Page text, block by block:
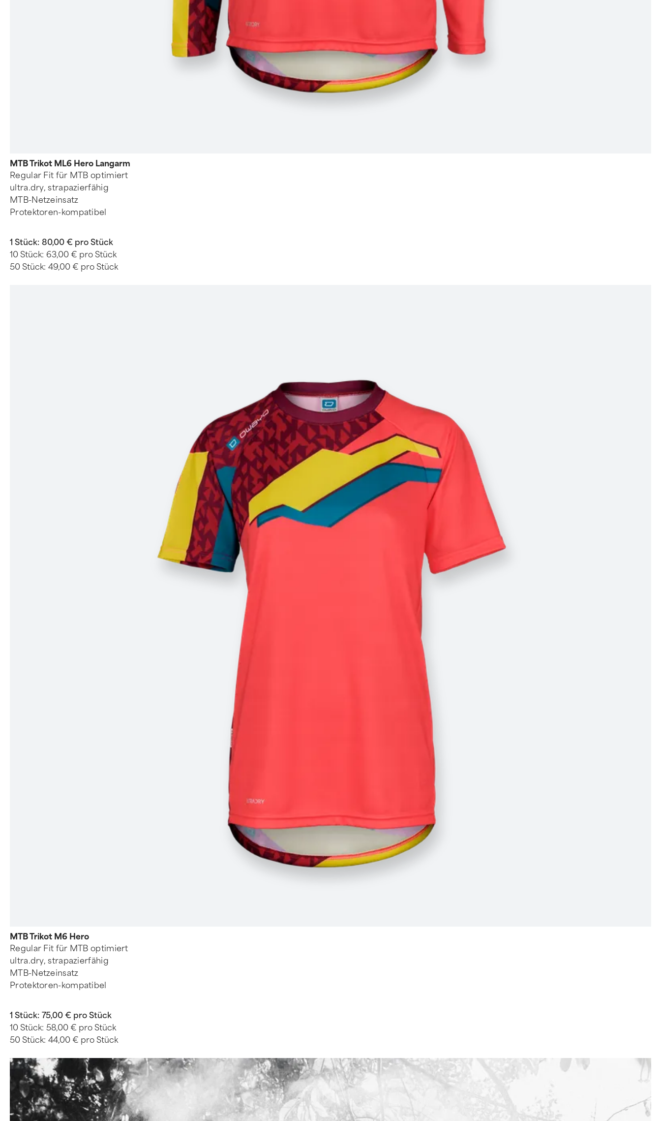
MTB Trikot ML6 Hero Langarm
Regular Fit für MTB optimiert
ultra.dry, strapazierfähig
MTB-Netzeinsatz
Protektoren-kompatibel
1 Stück: 80,00 € pro Stück
10 Stück: 63,00 € pro Stück
50 Stück: 49,00 € pro Stück
MTB Trikot M6 Hero
Regular Fit für MTB optimiert
ultra.dry, strapazierfähig
MTB-Netzeinsatz
Protektoren-kompatibel
1 Stück: 75,00 € pro Stück
10 Stück: 58,00 € pro Stück
50 Stück: 44,00 € pro Stück